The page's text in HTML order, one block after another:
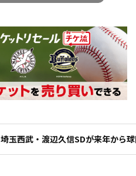
埼玉西武・渡辺久信SDが来年から